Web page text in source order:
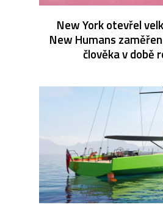
New York otevřel
New Humans
člověka v době